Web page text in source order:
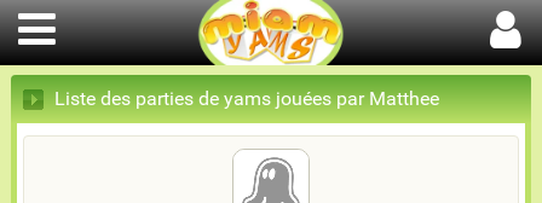
Liste des parties de yams jouées par Matthee